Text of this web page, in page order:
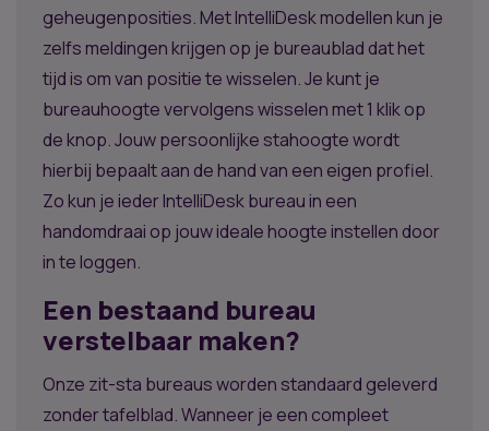
geheugenposities. Met IntelliDesk modellen kun je
zelfs meldingen krijgen op je bureaublad dat het
tijd is om van positie te wisselen. Je kunt je
bureauhoogte vervolgens wisselen met 1 klik op
de knop. Jouw persoonlijke stahoogte wordt
hierbij bepaalt aan de hand van een eigen profiel.
Zo kun je ieder IntelliDesk bureau in een
handomdraai op jouw ideale hoogte instellen door
in te loggen.
Een bestaand bureau
verstelbaar maken?
Onze zit-sta bureaus worden standaard geleverd
zonder tafelblad. Wanneer je een compleet